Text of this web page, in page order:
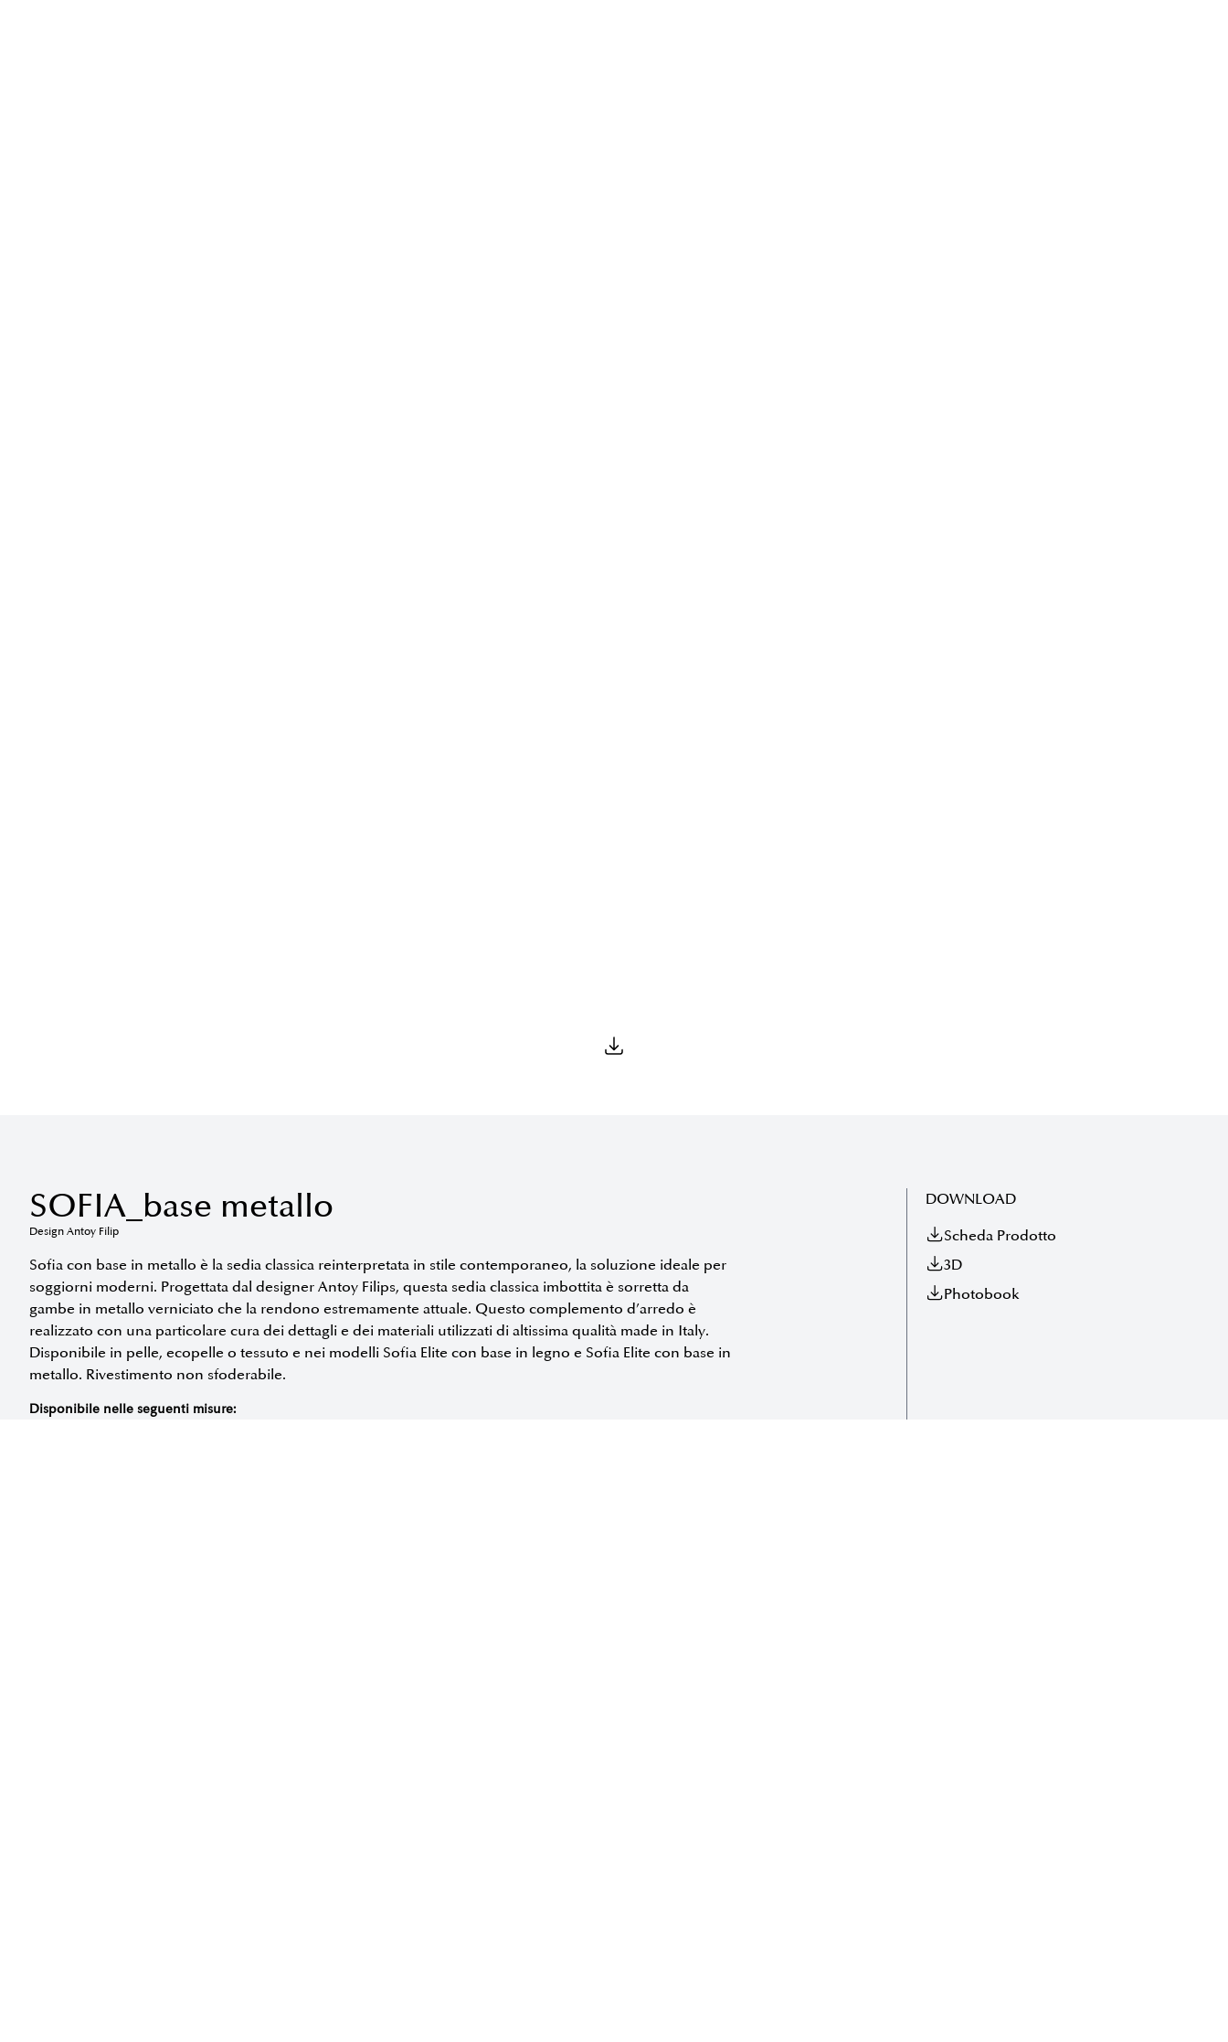
SOFIA_base metallo
Design Antoy Filip
Sofia con base in metallo è la sedia classica reinterpretata in stile contemporaneo, la soluzione ideale per
soggiorni moderni. Progettata dal designer Antoy Filips, questa sedia classica imbottita è sorretta da
gambe in metallo verniciato che la rendono estremamente attuale. Questo complemento d’arredo è
realizzato con una particolare cura dei dettagli e dei materiali utilizzati di altissima qualità made in Italy.
Disponibile in pelle, ecopelle o tessuto e nei modelli Sofia Elite con base in legno e Sofia Elite con base in
metallo. Rivestimento non sfoderabile.
Disponibile nelle seguenti misure:
DOWNLOAD
Scheda Prodotto
3D
Photobook